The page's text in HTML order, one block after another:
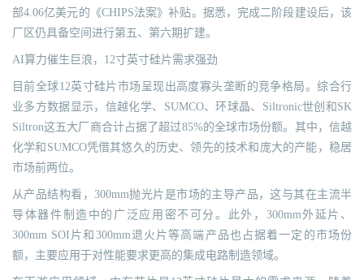
部4.06亿美元的《CHIPS法案》补贴。据悉，完成二阶段建设后，该
厂区仍具备空间进行第五、第六期扩建。
AI算力催生巨浪，12寸英寸硅片需求强劲
目前全球12英寸硅片市场呈现出高度寡头垄断的竞争格局。综合行
业多方数据显示，信越化学、SUMCO、环球晶、Siltronic世创和SK
Siltron这五大厂商合计占据了超过85%的全球市场份额。其中，信越
化学和SUMCO凭借其悠久的历史、领先的技术和庞大的产能，稳居
市场前两位。
从产品结构看，300mm抛光片是市场的主导产品，这与其在主流半
导体器件制造中的广泛应用密不可分。此外，300mm外延片、
300mm SOI片和300mm退火片等高端产品也占据着一定的市场份
额，主要应用于对性能要求更高的集成电路制造领域。